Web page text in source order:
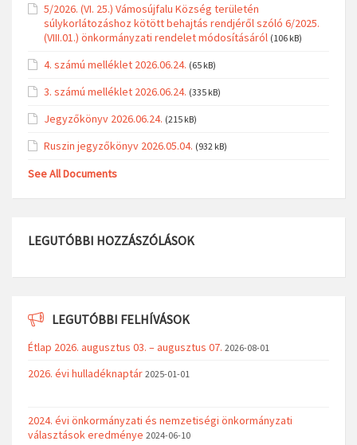
5/2026. (VI. 25.) Vámosújfalu Község területén
súlykorlátozáshoz kötött behajtás rendjéről szóló 6/2025.
(VIII.01.) önkormányzati rendelet módosításáról (106 kB)
4. számú melléklet 2026.06.24. (65 kB)
3. számú melléklet 2026.06.24. (335 kB)
Jegyzőkönyv 2026.06.24. (215 kB)
Ruszin jegyzőkönyv 2026.05.04. (932 kB)
See All Documents
LEGUTÓBBI HOZZÁSZÓLÁSOK
LEGUTÓBBI FELHÍVÁSOK
Étlap 2026. augusztus 03. – augusztus 07. 2026-08-01
2026. évi hulladéknaptár 2025-01-01
2024. évi önkormányzati és nemzetiségi önkormányzati
választások eredménye 2024-06-10